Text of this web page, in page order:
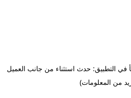
في التطبيق: حدث استثناء من جانب العميل
من المعلومات)